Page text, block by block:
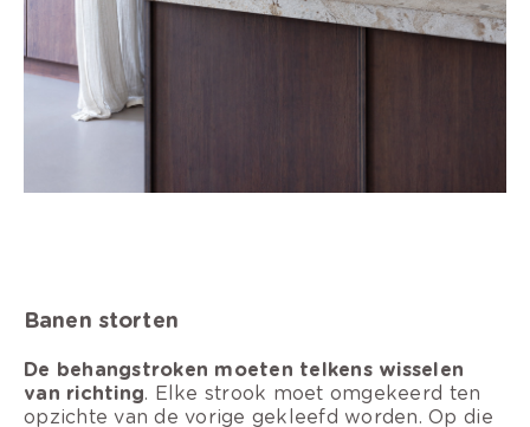
Banen storten
De behangstroken moeten telkens wisselen
van richting. Elke strook moet omgekeerd ten
opzichte van de vorige gekleefd worden. Op die